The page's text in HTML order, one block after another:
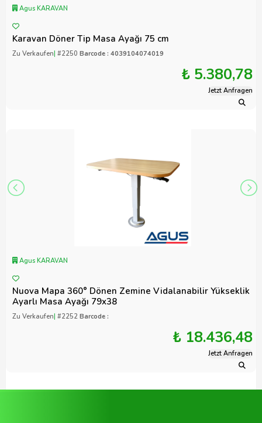
Agus KARAVAN
Karavan Döner Tip Masa Ayağı 75 cm
Zu Verkaufen| #2250 Barcode : 4039104074019
₺ 5.380,78
Jetzt Anfragen
Agus KARAVAN
Nuova Mapa 360° Dönen Zemine Vidalanabilir Yükseklik
Ayarlı Masa Ayağı 79x38
Zu Verkaufen| #2252 Barcode :
₺ 18.436,48
Jetzt Anfragen